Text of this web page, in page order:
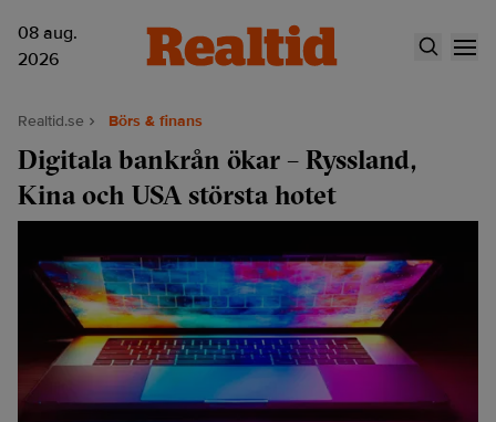
08 aug.
2026
Realtid.se Börs & finans
Digitala bankrån ökar – Ryssland,
Kina och USA största hotet